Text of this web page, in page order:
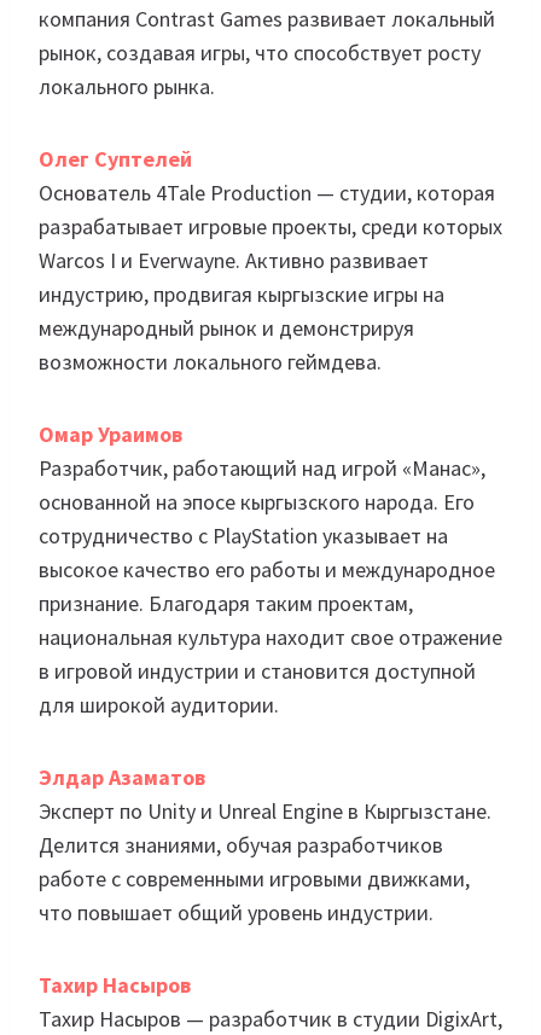
компания Contrast Games развивает локальный
рынок, создавая игры, что способствует росту
локального рынка.
Олег Суптелей
Основатель 4Tale Production — студии, которая
разрабатывает игровые проекты, среди которых
Warcos I и Everwayne. Активно развивает
индустрию, продвигая кыргызские игры на
международный рынок и демонстрируя
возможности локального геймдева.
Омар Ураимов
Разработчик, работающий над игрой «Манас»,
основанной на эпосе кыргызского народа. Его
сотрудничество с PlayStation указывает на
высокое качество его работы и международное
признание. Благодаря таким проектам,
национальная культура находит свое отражение
в игровой индустрии и становится доступной
для широкой аудитории.
Элдар Азаматов
Эксперт по Unity и Unreal Engine в Кыргызстане.
Делится знаниями, обучая разработчиков
работе с современными игровыми движками,
что повышает общий уровень индустрии.
Тахир Насыров
Тахир Насыров — разработчик в студии DigixArt,